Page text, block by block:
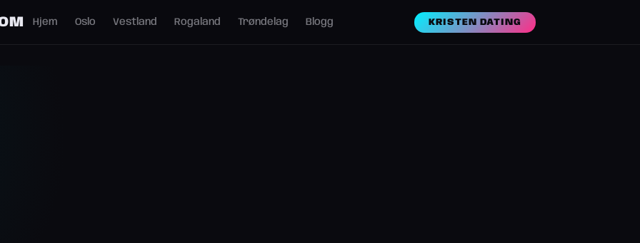
Hjem Oslo Vestland Rogaland Trøndelag Blogg KRISTEN DATING